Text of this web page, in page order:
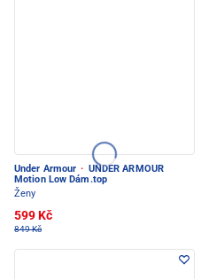
Under Armour · UNDER ARMOUR
Motion Low Dám.top
Ženy
599 Kč
849 Kč